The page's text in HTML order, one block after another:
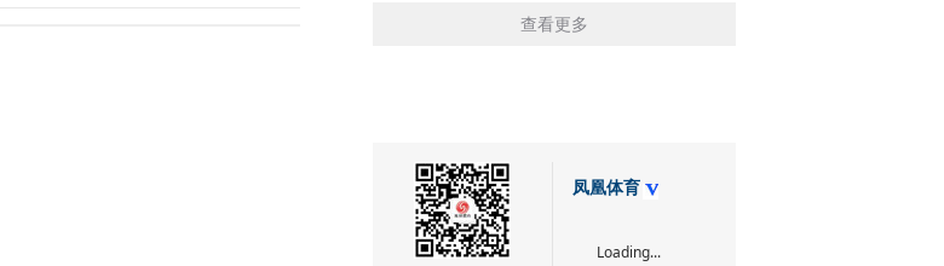
查看更多
凤凰体育
Loading...